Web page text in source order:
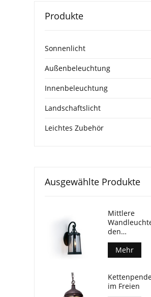
Produkte
Sonnenlicht
Außenbeleuchtung
Innenbeleuchtung
Landschaftslicht
Leichtes Zubehör
Ausgewählte Produkte
Mittlere
den
Außenbereich
Mehr
im Freien